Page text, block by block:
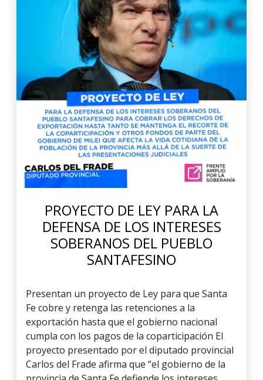
PROYECTO DE LEY PARA LA
DEFENSA DE LOS INTERESES
SOBERANOS DEL PUEBLO
SANTAFESINO
Presentan un proyecto de Ley para que Santa
Fe cobre y retenga las retenciones a la
exportación hasta que el gobierno nacional
cumpla con los pagos de la coparticipación El
proyecto presentado por el diputado provincial
Carlos del Frade afirma que “el gobierno de la